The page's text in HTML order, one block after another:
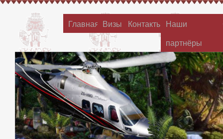
Главная Визы Контакты Наши
партнёры